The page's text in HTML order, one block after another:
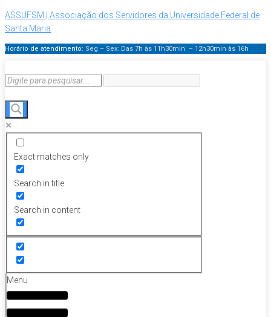
ASSUFSM | Associação dos Servidores da Universidade Federal de
Santa Maria
Horário de atendimento: Seg – Sex: Das 7h às 11h30min – 12h30min às 16h
Exact matches only
Search in title
Search in content
Menu